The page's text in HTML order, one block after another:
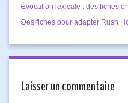
Évocation lexicale : des fiches
Des fiches pour adapter Rush
Laisser un commentaire